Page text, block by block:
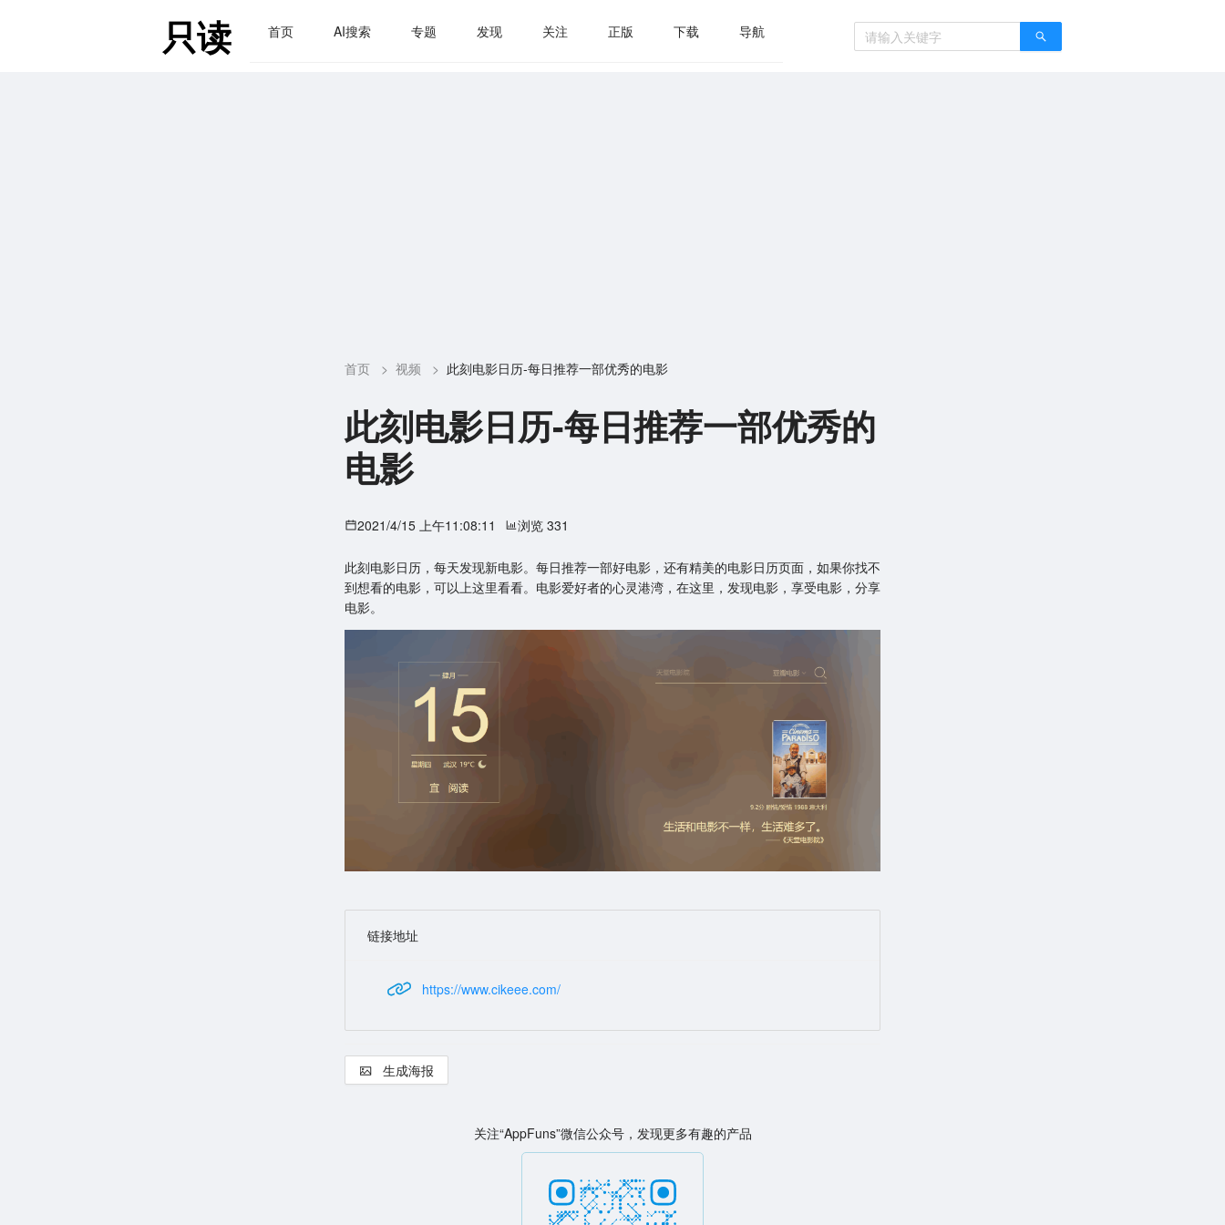
只读 首页 AI搜索 专题 发现 关注 正版 下载 导航
首页 > 视频 > 此刻电影日历-每日推荐一部优秀的电影
此刻电影日历-每日推荐一部优秀的
电影
2021/4/15 上午11:08:11 浏览 331
此刻电影日历，每天发现新电影。每日推荐一部好电影，还有精美的电影日历页面，如果你找不
到想看的电影，可以上这里看看。电影爱好者的心灵港湾，在这里，发现电影，享受电影，分享
电影。
链接地址
https://www.cikeee.com/
生成海报
关注“AppFuns”微信公众号，发现更多有趣的产品